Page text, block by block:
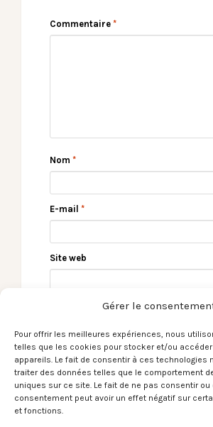
Gérer le
Pour offrir les meilleures expériences, nous
telles que les cookies pour stocker et/ou
appareils. Le fait de consentir à ces technologies
traiter des données telles que le comportement
uniques sur ce site. Le fait de ne pas consentir ou
consentement peut avoir un effet négatif sur
et fonctions.
Commentaire *
Nom *
E-mail *
Site web
← [Le Son du moment]
Zouz – Jours de cendre